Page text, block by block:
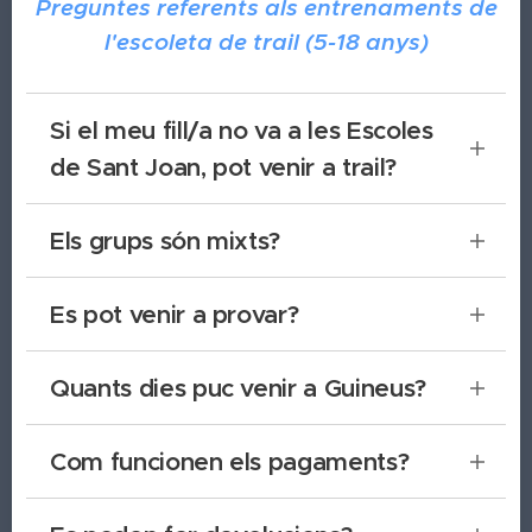
d'aquella setmana. Les comunicacions personals
les fareu pel xat privat de Whatsapp.
628 44 42 86
Preguntes referents als entrenaments de
l'escoleta de trail (5-18 anys)
Si el meu fill/a no va a les Escoles
de Sant Joan, pot venir a trail?
nenes dels municipis del voltant que vulguin fer
trail amb nosaltres! Tant Dimarts com Dijous!
Els grups són mixts?
Es pot venir a provar?
durant tot el curs!
Quants dies puc venir a Guineus?
Com funcionen els pagaments?